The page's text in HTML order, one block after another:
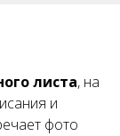
листа, на
и
фото